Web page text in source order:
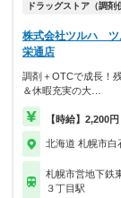
ドラッグストア（調剤
株式会社ツルハ ツ
栄通店
調剤＋OTCで成長！
＆休暇充実の大…
【時給】2,200円
北海道 札幌市白
札幌市営地下鉄
３丁目駅